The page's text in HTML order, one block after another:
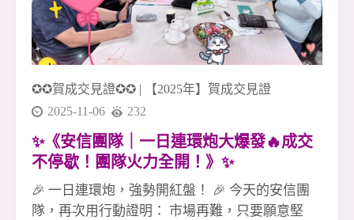
洗曬動線輕鬆不擁擠 🚗 交通便利 近北二高與捷
運三鶯線站， 開車、通勤往返雙北皆方便
✪✪賀成交見證✪✪ |
【2025年】賀成交見證
2025-11-06
232
✨《安信團隊｜一日連環炮大爆發🔥成交
不停歇！團隊火力全開！》✨
🎉 一日連環炮，強勢開紅盤！ 🎉 今天的安信團
隊，再次用行動證明： 市場再難，只要願意堅